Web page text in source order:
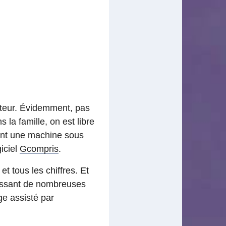
Évidemment, pas
la famille, on est libre
une machine sous
Gcompris.
tous les chiffres. Et
de nombreuses
assisté par